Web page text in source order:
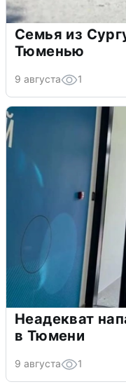
Семья из
Тюменью
9 августа 1
Неадекват
в Тюмени
9 августа 1